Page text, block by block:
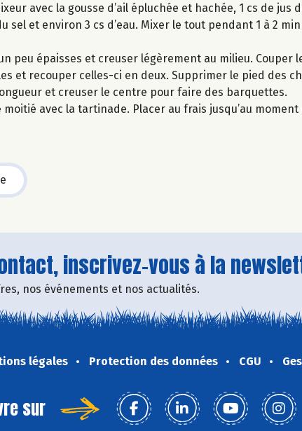
avec la gousse d’ail épluchée et hachée, 1 cs de jus
sel et environ 3 cs d’eau. Mixer le tout pendant 1 à 2
peu épaisses et creuser légèrement au milieu. Couper
et recouper celles-ci en deux. Supprimer le pied des
et creuser le centre pour faire des barquettes.
avec la tartinade. Placer au frais jusqu’au moment
inscrivez-vous à la
nos événements et nos actualités.
légales Protection des données CGU
sur